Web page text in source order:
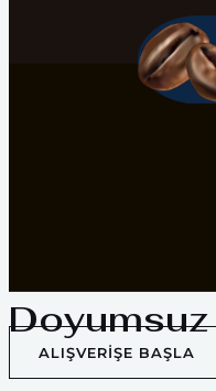
ALIŞVERIŞE BAŞLA